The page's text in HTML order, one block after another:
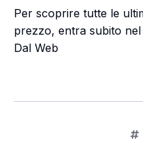
Per scoprire tutte le
prezzo, entra subito
Dal Web